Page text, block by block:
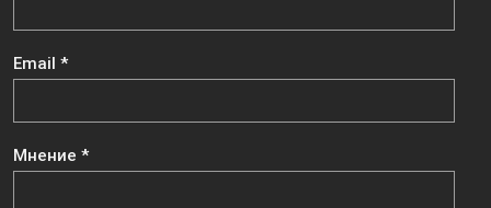
Мнение *
Email *